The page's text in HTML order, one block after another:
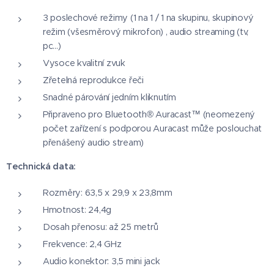
3 poslechové režimy (1 na 1 / 1 na skupinu, skupinový
režim (všesměrový mikrofon) , audio streaming (tv,
pc...)
Vysoce kvalitní zvuk
Zřetelná reprodukce řeči
Snadné párování jedním kliknutím
Připraveno pro Bluetooth® Auracast™ (neomezený
počet zařízení s podporou Auracast může poslouchat
přenášený audio stream)
Technická data:
Rozměry: 63,5 x 29,9 x 23,8mm
Hmotnost: 24,4g
Dosah přenosu: až 25 metrů
Frekvence: 2,4 GHz
Audio konektor: 3,5 mini jack